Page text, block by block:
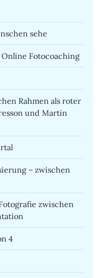
sehe
Fotocoaching
Rahmen als roter
und Martin
– zwischen
zwischen
4